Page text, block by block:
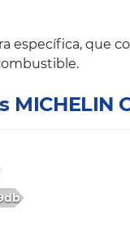
específica, que